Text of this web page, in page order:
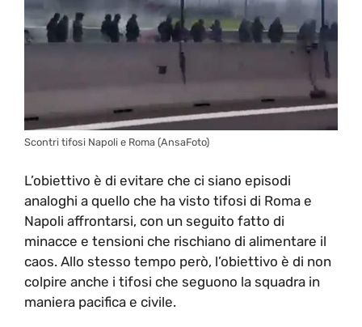
Scontri tifosi Napoli e Roma (AnsaFoto)
L’obiettivo è di evitare che ci siano episodi
analoghi a quello che ha visto tifosi di Roma e
Napoli affrontarsi, con un seguito fatto di
minacce e tensioni che rischiano di alimentare il
caos. Allo stesso tempo però, l’obiettivo è di non
colpire anche i tifosi che seguono la squadra in
maniera pacifica e civile.